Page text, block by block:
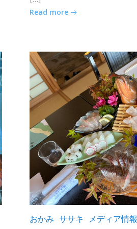
Read more
おかみ ササキ メディア情報